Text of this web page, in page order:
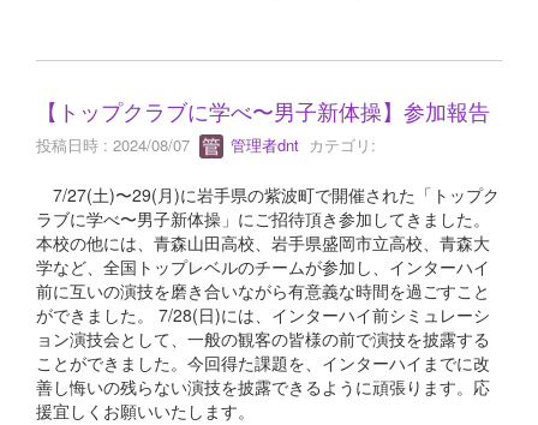
【トップクラブに学べ〜男子新体操】参加報告
投稿日時 : 2024/08/07 管理者dnt カテゴリ:
7/27(土)〜29(月)に岩手県の紫波町で開催された「トップク
ラブに学べ〜男子新体操」にご招待頂き参加してきました。
本校の他には、青森山田高校、岩手県盛岡市立高校、青森大
学など、全国トップレベルのチームが参加し、インターハイ
前に互いの演技を磨き合いながら有意義な時間を過ごすこと
ができました。 7/28(日)には、インターハイ前シミュレーシ
ョン演技会として、一般の観客の皆様の前で演技を披露する
ことができました。今回得た課題を、インターハイまでに改
善し悔いの残らない演技を披露できるように頑張ります。応
援宜しくお願いいたします。